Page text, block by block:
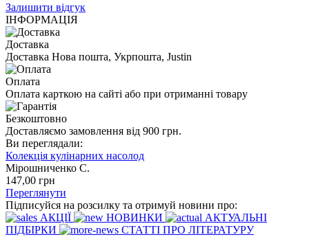
Залишити відгук
ІНФОРМАЦІЯ
Доставка
Доставка Нова пошта, Укрпошта, Justin
Оплата
Оплата карткою на сайті або при отриманні товару
Безкоштовно
Доставляємо замовлення від 900 грн.
Ви переглядали:
Колекція кулінарних насолод
Мірошниченко С.
147,00 грн
Переглянути
Підписуйся на розсилку та отримуй новини про:
АКЦІЇ
НОВИНКИ
АКТУАЛЬНІ
ПІДБІРКИ
СТАТТІ ПРО ЛІТЕРАТУРУ